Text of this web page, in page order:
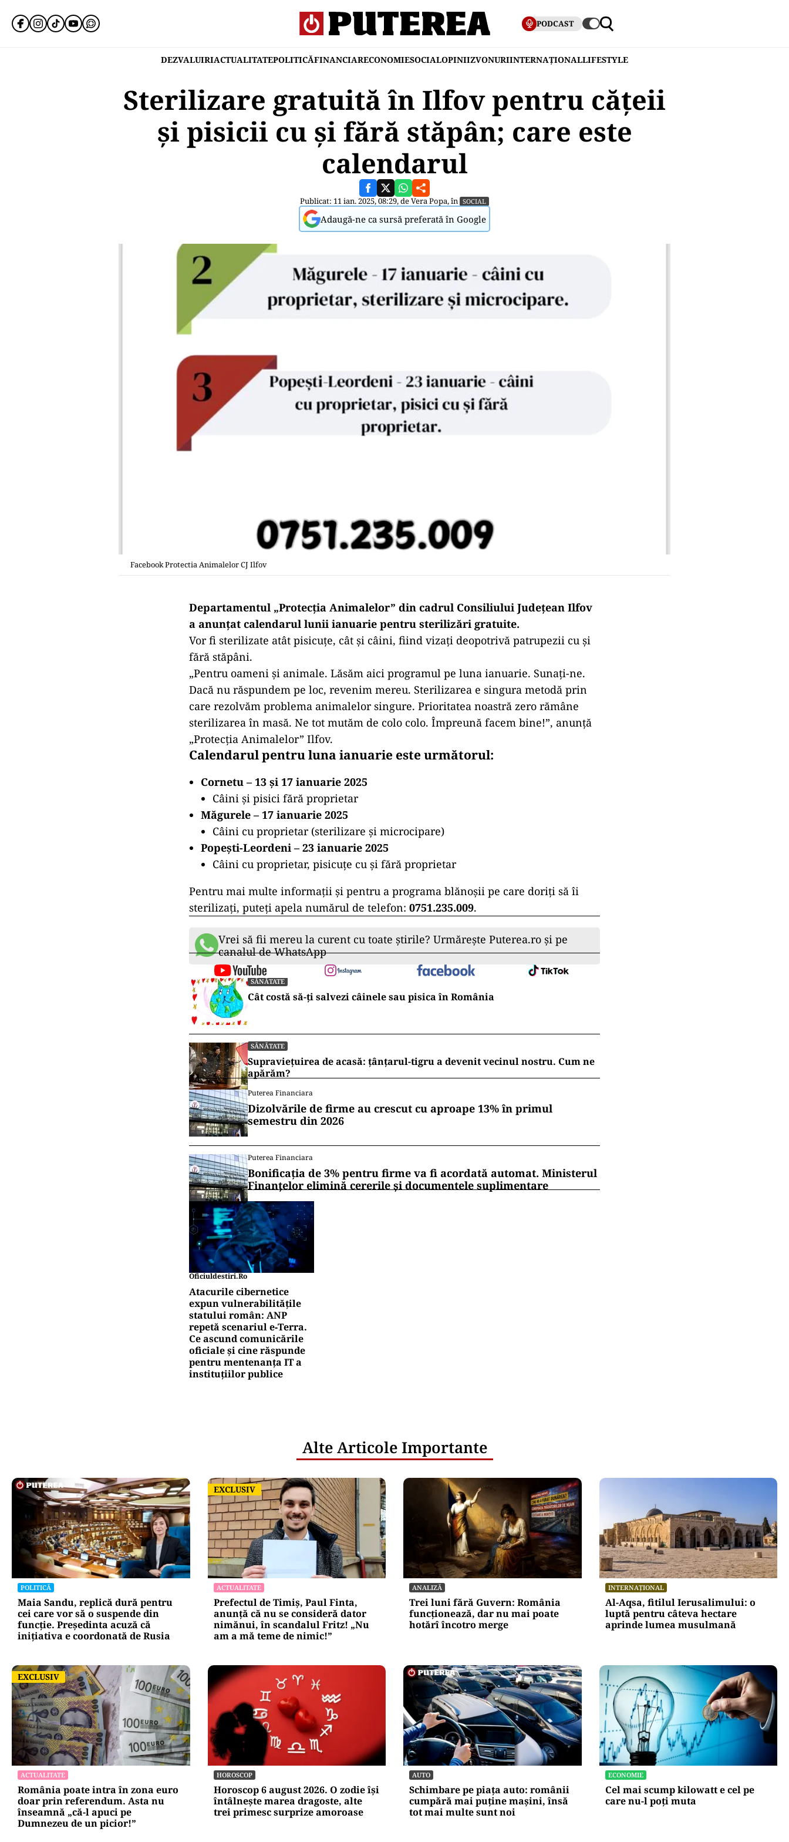
PODCAST
DEZVALUIRIACTUALITATEPOLITICĂFINANCIARECONOMIESOCIALOPINIIZVONURIINTERNAȚIONALLIFESTYLE
Sterilizare gratuită în Ilfov pentru cățeii
și pisicii cu și fără stăpân; care este
calendarul
Publicat: 11 ian. 2025, 08:29, deVera Popa, în SOCIAL
Adaugă-ne ca sursă preferată în Google
Facebook Protectia Animalelor CJ Ilfov
Departamentul „Protecția Animalelor” din cadrul Consiliului Județean Ilfov
a anunțat calendarul lunii ianuarie pentru sterilizări gratuite.
Vor fi sterilizate atât pisicuțe, cât și câini, fiind vizați deopotrivă patrupezii cu și
fără stăpâni.
„Pentru oameni și animale. Lăsăm aici programul pe luna ianuarie. Sunați-ne.
Dacă nu răspundem pe loc, revenim mereu. Sterilizarea e singura metodă prin
care rezolvăm problema animalelor singure. Prioritatea noastră zero rămâne
sterilizarea în masă. Ne tot mutăm de colo colo. Împreună facem bine!”, anunță
„Protecția Animalelor” Ilfov.
Calendarul pentru luna ianuarie este următorul:
Cornetu – 13 și 17 ianuarie 2025
Câini și pisici fără proprietar
Măgurele – 17 ianuarie 2025
Câini cu proprietar (sterilizare și microcipare)
Popești-Leordeni – 23 ianuarie 2025
Câini cu proprietar, pisicuțe cu și fără proprietar
Pentru mai multe informații și pentru a programa blănoșii pe care doriți să îi
sterilizați, puteți apela numărul de telefon: 0751.235.009.
Vrei să fii mereu la curent cu toate știrile? Urmărește Puterea.ro și pe
canalul de WhatsApp
SĂNĂTATE
Cât costă să-ți salvezi câinele sau pisica în România
SĂNĂTATE
Supraviețuirea de acasă: țânțarul-tigru a devenit vecinul nostru. Cum ne
apărăm?
Puterea Financiara
Dizolvările de firme au crescut cu aproape 13% în primul
semestru din 2026
Puterea Financiara
Bonificația de 3% pentru firme va fi acordată automat. Ministerul
Finanțelor elimină cererile și documentele suplimentare
Oficiuldestiri.ro
Atacurile cibernetice
expun vulnerabilitățile
statului român: ANP
repetă scenariul e‑Terra.
Ce ascund comunicările
oficiale și cine răspunde
pentru mentenanța IT a
instituțiilor publice
Alte Articole Importante
POLITICĂ
Maia Sandu, replică dură pentru
cei care vor să o suspende din
funcție. Președinta acuză că
inițiativa e coordonată de Rusia
EXCLUSIV
EXCLUSIV
ACTUALITATE
Prefectul de Timiș, Paul Finta,
anunță că nu se consideră dator
nimănui, în scandalul Fritz! „Nu
am a mă teme de nimic!”
ANALIZĂ
Trei luni fără Guvern: România
funcționează, dar nu mai poate
hotărî încotro merge
INTERNAȚIONAL
Al-Aqsa, fitilul Ierusalimului: o
luptă pentru câteva hectare
aprinde lumea musulmană
EXCLUSIV
EXCLUSIV
ACTUALITATE
România poate intra în zona euro
doar prin referendum. Asta nu
înseamnă „că-l apuci pe
Dumnezeu de un picior!”
HOROSCOP
Horoscop 6 august 2026. O zodie își
întâlnește marea dragoste, alte
trei primesc surprize amoroase
AUTO
Schimbare pe piața auto: românii
cumpără mai puține mașini, însă
tot mai multe sunt noi
ECONOMIE
Cel mai scump kilowatt e cel pe
care nu-l poți muta